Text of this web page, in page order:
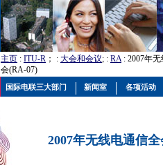
主页 : ITU-R ； : 大会和会议; : RA: 2007年
会(RA-07)
2007年无线电通信
国际电联三大部门 新闻室 各项活动